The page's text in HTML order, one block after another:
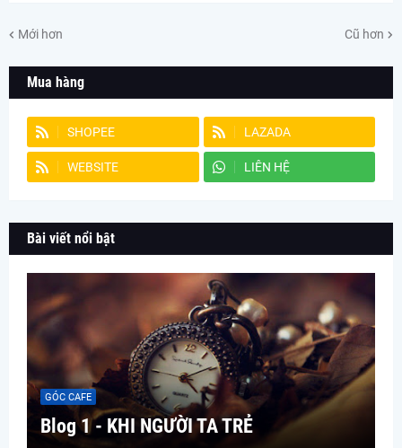
Mới hơn Cũ hơn
Mua hàng
SHOPEE LAZADA
WEBSITE LIÊN HỆ
Bài viết nổi bật
GÓC CAFE
Blog 1 - KHI NGƯỜI TA TRẺ